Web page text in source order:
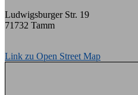
Ludwigsburger Str. 19
71732 Tamm
Link zu Open Street Map